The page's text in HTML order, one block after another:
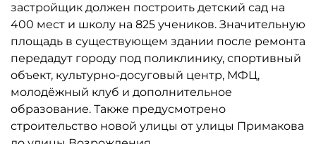
застройщик должен построить детский сад на
400 мест и школу на 825 учеников. Значительную
площадь в существующем здании после ремонта
передадут городу под поликлинику, спортивный
объект, культурно-досуговый центр, МФЦ,
молодёжный клуб и дополнительное
образование. Также предусмотрено
строительство новой улицы от улицы Примакова